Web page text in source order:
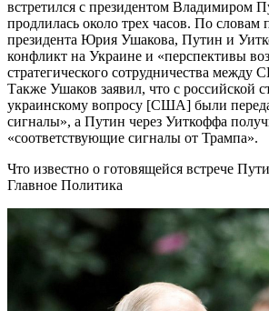
встретился с президентом Владимиром
продлилась около трех часов. По
президента Юрия Ушакова, Путин и
конфликт на Украине и «перспективы
стратегического сотрудничества
Также Ушаков заявил, что с российской
украинскому вопросу [США] были
сигналы», а Путин через Уиткоффа
«соответствующие сигналы от Трампа».
Что известно о готовящейся встрече
Главное Политика